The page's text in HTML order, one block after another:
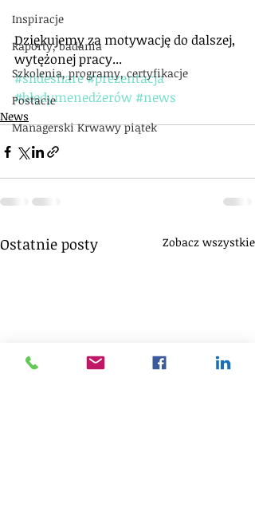
Inspiracje
Raporty, badania
Szkolenia, programy, certyfikacje
Postacie
Managerski Krwawy piątek
Dziękujemy za motywację do dalszej,
wytężonej pracy...
#slideshare#prezentacja
#błędymenedżerów#news
News
Ostatnie posty Zobacz wszystkie